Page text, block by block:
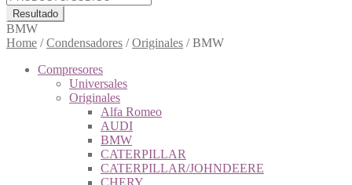
Resultado
BMW
Home /Condensadores /Originales /BMW
Compresores
Universales
Originales
Alfa Romeo
AUDI
BMW
CATERPILLAR
CATERPILLAR/JOHNDEERE
CHERY